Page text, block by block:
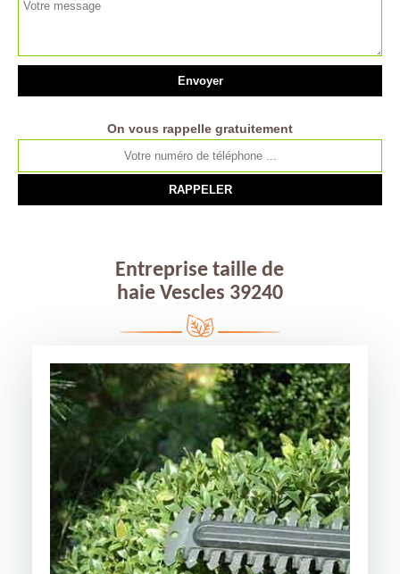
On vous rappelle gratuitement
Entreprise taille de
haie Vescles 39240